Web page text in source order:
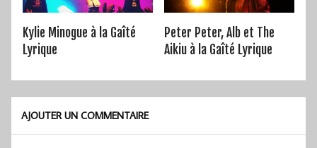
Kylie Minogue à la Gaîté
Lyrique
Peter Peter, Alb et The
Aikiu à la Gaîté Lyrique
AJOUTER UN COMMENTAIRE